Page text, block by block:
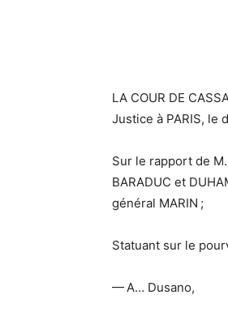
LA COUR DE
Justice à PARIS, le
Sur le rapport de
BARADUC et
général MARIN ;
Statuant sur le
— A… Dusano,